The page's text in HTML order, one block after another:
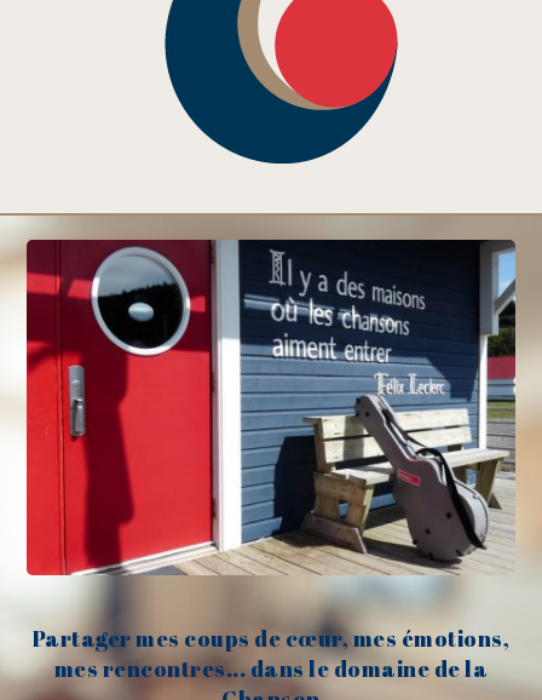
Partager mes coups de cœur, mes émotions,
mes rencontres... dans le domaine de la